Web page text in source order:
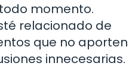
momento.
relacionado de
que no aporten
innecesarias.